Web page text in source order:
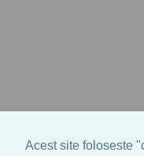
Acest site foloseste